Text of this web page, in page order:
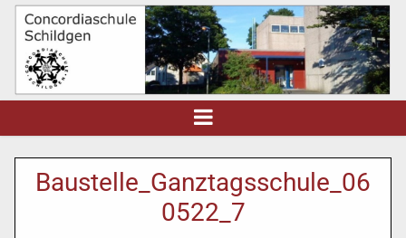
Baustelle_Ganztagsschule_06
0522_7